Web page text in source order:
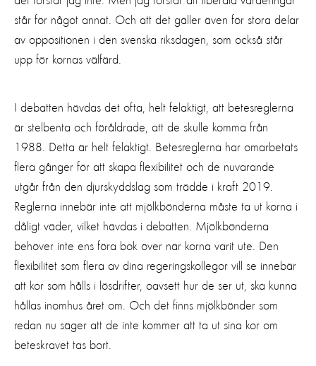
står för något annat. Och att det gäller även för stora delar
av oppositionen i den svenska riksdagen, som också står
upp för kornas välfärd.
I debatten hävdas det ofta, helt felaktigt, att betesreglerna
är stelbenta och föråldrade, att de skulle komma från
1988. Detta är helt felaktigt. Betesreglerna har omarbetats
flera gånger för att skapa flexibilitet och de nuvarande
utgår från den djurskyddslag som trädde i kraft 2019.
Reglerna innebär inte att mjölkbönderna måste ta ut korna i
dåligt väder, vilket hävdas i debatten. Mjölkbönderna
behöver inte ens föra bok över när korna varit ute. Den
flexibilitet som flera av dina regeringskollegor vill se innebär
att kor som hålls i lösdrifter, oavsett hur de ser ut, ska kunna
hållas inomhus året om. Och det finns mjölkbönder som
redan nu säger att de inte kommer att ta ut sina kor om
beteskravet tas bort.